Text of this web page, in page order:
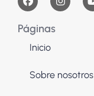
Páginas
Inicio
Sobre nosotros